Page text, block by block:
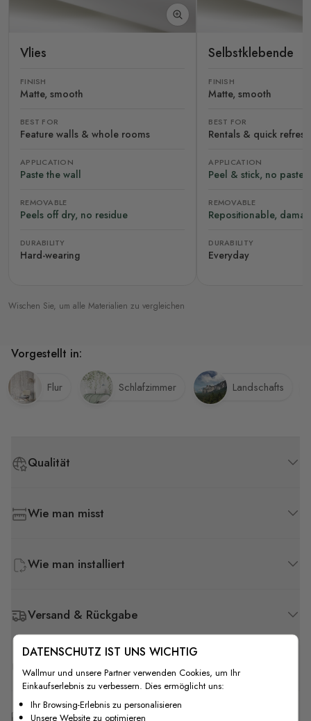
Vlies
FINISH
Matte, smooth
BEST FOR
Feature walls & whole rooms
APPLICATION
Paste the wall
REMOVABLE
Peels off dry, no residue
DURABILITY
Hard-wearing
Selbstklebende
FINISH
Matte, smooth
BEST FOR
Rentals & quick
APPLICATION
Peel & stick, no paste
REMOVABLE
Repositionable,
DURABILITY
Everyday
Wischen Sie, um alle Materialien zu vergleichen
Qualität
Wie man misst
Wie man installiert
Versand & Rückgabe
F.A.Q
Kostenlose Anpassung
Vorgestellt in:
Flur Schlafzimmer Landschafts
DATENSCHUTZ IST UNS WICHTIG
Wallmur und unsere Partner verwenden Cookies, um Ihr
Einkaufserlebnis zu verbessern. Dies ermöglicht uns:
Ihr Browsing-Erlebnis zu personalisieren
Unsere Website zu optimieren